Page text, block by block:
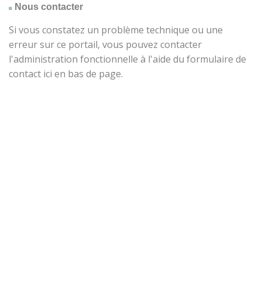
Nous contacter
Si vous constatez un problème technique ou une
erreur sur ce portail, vous pouvez contacter
l'administration fonctionnelle à l'aide du formulaire de
contact ici en bas de page.